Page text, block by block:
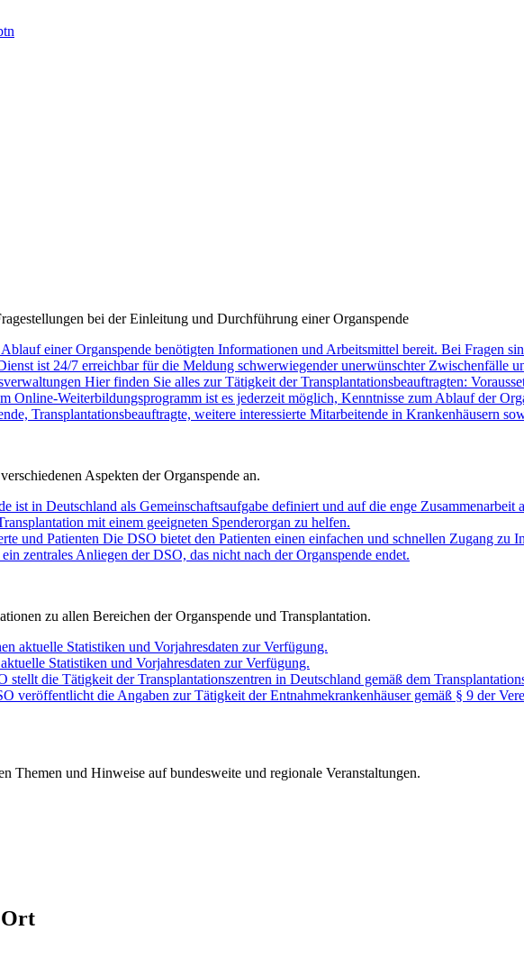
bei der Einleitung und Durchführung einer Organspende
einer Organspende benötigten Informationen und Arbeitsmittel bereit. Bei Fragen
ist 24/7 erreichbar für die Meldung schwerwiegender unerwünschter Zwischenfälle
Hier finden Sie alles zur Tätigkeit der Transplantationsbeauftragten:
Online-Weiterbildungsprogramm ist es jederzeit möglich, Kenntnisse zum Ablauf der
Transplantationsbeauftragte, weitere interessierte Mitarbeitende in Krankenhäusern
Aspekten der Organspende an.
ist in Deutschland als Gemeinschaftsaufgabe definiert und auf die enge
mit einem geeigneten Spenderorgan zu helfen.
und Patienten Die DSO bietet den Patienten einen einfachen und schnellen Zugang zu
zentrales Anliegen der DSO, das nicht nach der Organspende endet.
zu allen Bereichen der Organspende und Transplantation.
aktuelle Statistiken und Vorjahresdaten zur Verfügung.
Statistiken und Vorjahresdaten zur Verfügung.
stellt die Tätigkeit der Transplantationszentren in Deutschland gemäß dem
veröffentlicht die Angaben zur Tätigkeit der Entnahmekrankenhäuser gemäß § 9 der
Themen und Hinweise auf bundesweite und regionale Veranstaltungen.
Ort